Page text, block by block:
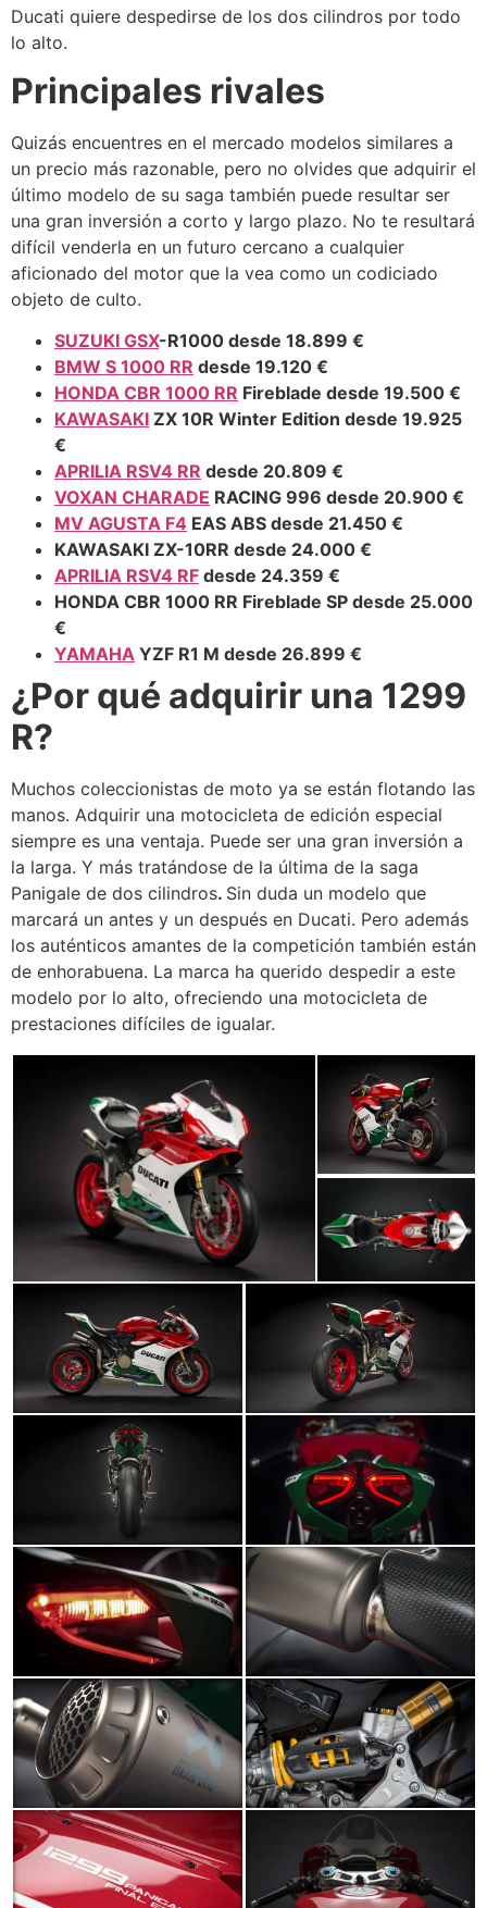
Ducati quiere despedirse de los dos cilindros por todo
lo alto.
Principales rivales
Quizás encuentres en el mercado modelos similares a
un precio más razonable, pero no olvides que adquirir el
último modelo de su saga también puede resultar ser
una gran inversión a corto y largo plazo. No te resultará
difícil venderla en un futuro cercano a cualquier
aficionado del motor que la vea como un codiciado
objeto de culto.
SUZUKI GSX-R1000 desde 18.899 €
BMW S 1000 RR desde 19.120 €
HONDA CBR 1000 RR Fireblade desde 19.500 €
KAWASAKI ZX 10R Winter Edition desde 19.925
€
APRILIA RSV4 RR desde 20.809 €
VOXAN CHARADE RACING 996 desde 20.900 €
MV AGUSTA F4 EAS ABS desde 21.450 €
KAWASAKI ZX-10RR desde 24.000 €
APRILIA RSV4 RF desde 24.359 €
HONDA CBR 1000 RR Fireblade SP desde 25.000
€
YAMAHA YZF R1 M desde 26.899 €
¿Por qué adquirir una 1299
R?
Muchos coleccionistas de moto ya se están flotando las
manos. Adquirir una motocicleta de edición especial
siempre es una ventaja. Puede ser una gran inversión a
la larga. Y más tratándose de la última de la saga
Panigale de dos cilindros. Sin duda un modelo que
marcará un antes y un después en Ducati. Pero además
los auténticos amantes de la competición también están
de enhorabuena. La marca ha querido despedir a este
modelo por lo alto, ofreciendo una motocicleta de
prestaciones difíciles de igualar.